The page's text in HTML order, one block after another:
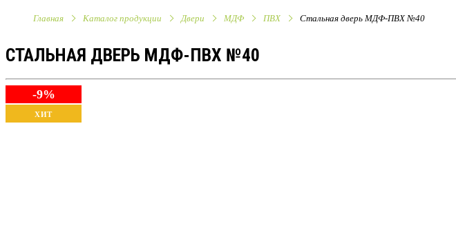
Главная Каталог продукции Двери МДФ ПВХ Стальная дверь МДФ-ПВХ №40
СТАЛЬНАЯ ДВЕРЬ МДФ-ПВХ №40
-9%
ХИТ